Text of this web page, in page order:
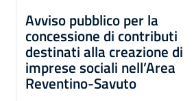
Avviso pubblico per la
concessione di contributi
destinati alla creazione di
imprese sociali nell’Area
Reventino-Savuto